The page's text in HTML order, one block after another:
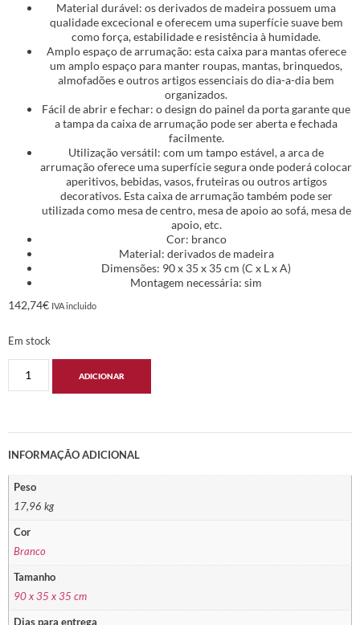
Material durável: os derivados de madeira possuem uma
qualidade excecional e oferecem uma superfície suave bem
como força, estabilidade e resistência à humidade.
Amplo espaço de arrumação: esta caixa para mantas oferece
um amplo espaço para manter roupas, mantas, brinquedos,
almofadões e outros artigos essenciais do dia-a-dia bem
organizados.
Fácil de abrir e fechar: o design do painel da porta garante que
a tampa da caixa de arrumação pode ser aberta e fechada
facilmente.
Utilização versátil: com um tampo estável, a arca de
arrumação oferece uma superfície segura onde poderá colocar
aperitivos, bebidas, vasos, fruteiras ou outros artigos
decorativos. Esta caixa de arrumação também pode ser
utilizada como mesa de centro, mesa de apoio ao sofá, mesa de
apoio, etc.
Cor: branco
Material: derivados de madeira
Dimensões: 90 x 35 x 35 cm (C x L x A)
Montagem necessária: sim
142,74€ IVA incluido
Em stock
ADICIONAR
INFORMAÇÃO ADICIONAL
Peso
17,96 kg
Cor
Branco
Tamanho
90 x 35 x 35 cm
Dias para entrega